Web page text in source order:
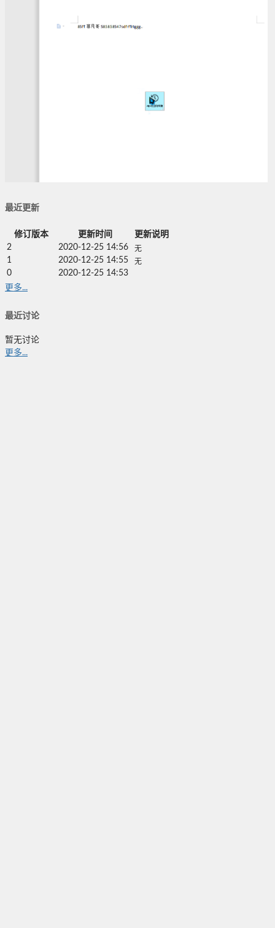
最近更新
修订版本 更新时间
更新说明
2
2020-12-25 14:56 无
1 2020-12-25 14:55 无
0
2020-12-25 14:53
更多...
最近讨论
暂无讨论
更多...